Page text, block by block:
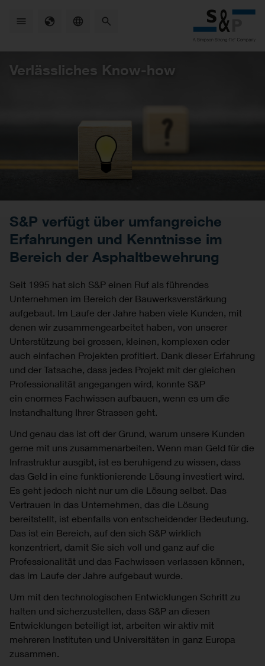
content
Verlässliches Know-how
S&P verfügt über umfangreiche
Erfahrungen und Kenntnisse im
Bereich der Asphaltbewehrung
Seit 1995 hat sich S&P einen Ruf als führendes
Unternehmen im Bereich der Bauwerksverstärkung
aufgebaut. Im Laufe der Jahre haben viele Kunden, mit
denen wir zusammengearbeitet haben, von unserer
Unterstützung bei grossen, kleinen, komplexen oder
auch einfachen Projekten profitiert. Dank dieser Erfahrung
und der Tatsache, dass jedes Projekt mit der gleichen
Professionalität angegangen wird, konnte S&P
ein enormes Fachwissen aufbauen, wenn es um die
Instandhaltung Ihrer Strassen geht.
Und genau das ist oft der Grund, warum unsere Kunden
gerne mit uns zusammenarbeiten. Wenn man Geld für die
Infrastruktur ausgibt, ist es beruhigend zu wissen, dass
das Geld in eine funktionierende Lösung investiert wird.
Es geht jedoch nicht nur um die Lösung selbst. Das
Vertrauen in das Unternehmen, das die Lösung
bereitstellt, ist ebenfalls von entscheidender Bedeutung.
Das ist ein Bereich, auf den sich S&P wirklich
konzentriert, damit Sie sich voll und ganz auf die
Professionalität und das Fachwissen verlassen können,
das im Laufe der Jahre aufgebaut wurde.
Um mit den technologischen Entwicklungen Schritt zu
halten und sicherzustellen, dass S&P an diesen
Entwicklungen beteiligt ist, arbeiten wir aktiv mit
mehreren Instituten und Universitäten in ganz Europa
zusammen.